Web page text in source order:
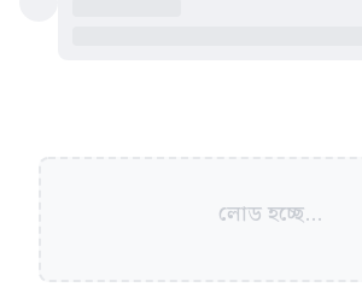
লোড হচ্ছে...